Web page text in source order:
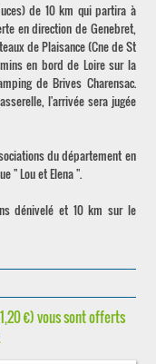
de 10 km qui partira à
en direction de Genebret,
de Plaisance (Cne de St
en bord de Loire sur la
de Brives Charensac.
l'arrivée sera jugée
du département en
" Lou et Elena ".
dénivelé et 10 km sur le
€) vous sont offerts